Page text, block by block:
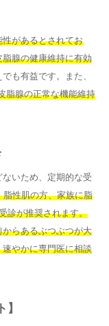
があるとされてお
腺の健康維持に有効
も有益です。また、
脂腺の正常な機能維持
いため、定期的な受
脂性肌の方、家族に脂
診が推奨されます。
らあるぶつぶつが大
やかに専門医に相談